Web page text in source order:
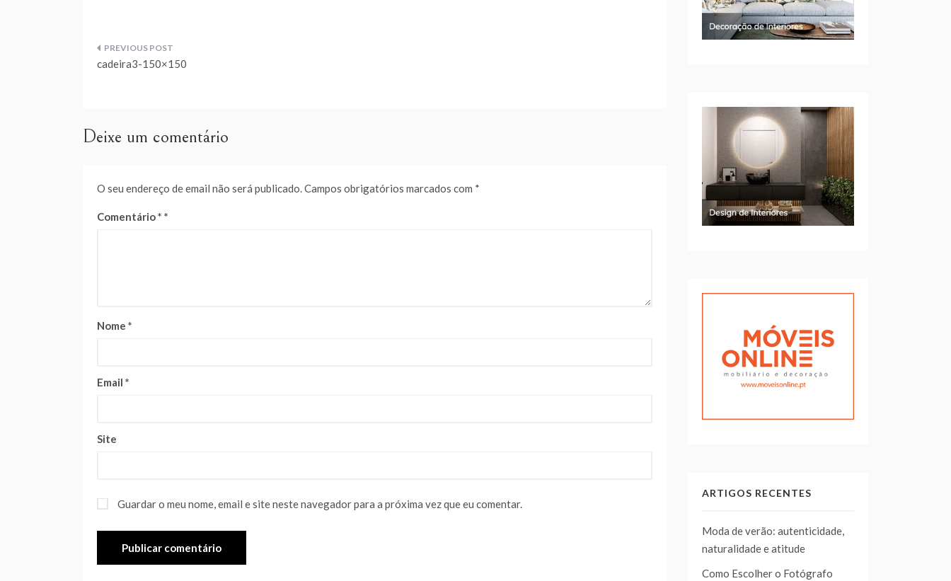
Navegação
cadeira3-150×150
Deixe um comentário
O seu endereço de email não será publicado.Campos obrigatórios marcados com *
Comentário*
Nome *
Email *
Site
Guardar o meu nome, email e site neste navegador para a próxima vez que eu comentar.
ARTIGOS RECENTES
Moda de verão: autenticidade,
naturalidade e atitude
Como Escolher o Fotógrafo